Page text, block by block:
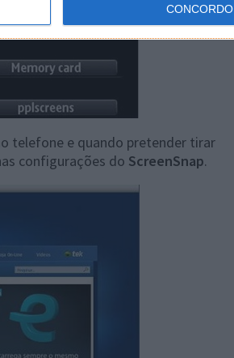
CONCORDO
telefone e quando pretender tirar
configurações do ScreenSnap.